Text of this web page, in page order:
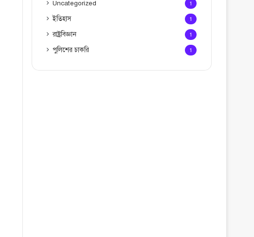
Uncategorized 1
ইতিহাস 1
রাষ্ট্রবিজ্ঞান 1
পুলিশের চাকরি 1